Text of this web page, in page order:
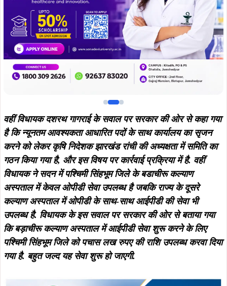
गठन किया गया है, और इस विषय पर कार्रवाई प्रक्रिया में है. वहीं
विधायक ने सदन में पश्चिमी सिंहभूम जिले के बडाचीरू कल्याण
अस्पताल में केवल ओपीडी सेवा उपलब्ध है जबकि राज्य के दूसरे
कल्याण अस्पताल में ओपीडी के साथ-साथ आईपीडी की सेवा भी
उपलब्ध है. विधायक के इस सवाल पर सरकार की ओर से बताया गया
कि बड़ाचीरू कल्याण अस्पताल में आईपीडी सेवा शुरू करने के लिए
गया है. बहुत जल्द यह सेवा शुरू हो जाएगी.